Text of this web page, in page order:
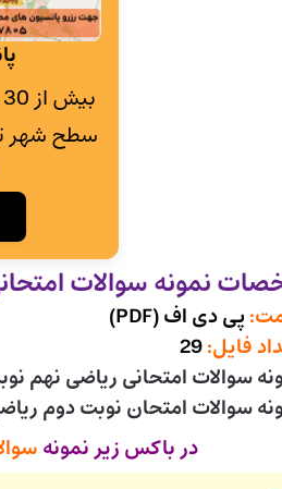
سطح شهر
نمونه سوالات
پی دی اف (PDF)
فایل:29
سوالات امتحانی ریاضی نهم
سوالات امتحان نوبت دوم
در باکس زیر نمونه